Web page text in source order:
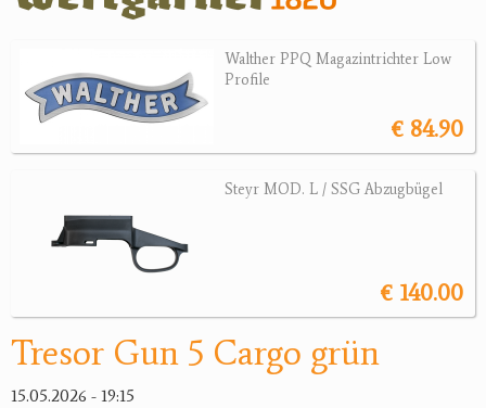
Zubehör
Magazine
Montagen, Ersatzteile
Jagdangebote
Bücher, Videos
Antikes
Walther PPQ Magazintrichter Low
Profile
€ 84.90
Steyr MOD. L / SSG Abzugbügel
€ 140.00
Tresor Gun 5 Cargo grün
15.05.2026 - 19:15